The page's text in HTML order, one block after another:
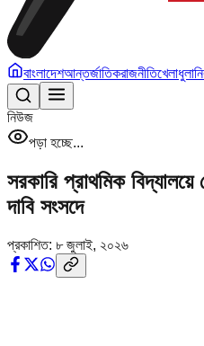
বাংলাদেশআন্তর্জাতিকরাজনীতিখেলাধুলা
নিউজ
পড়া হচ্ছে...
সরকারি প্রাথমিক
দাবি সংসদে
প্রকাশিত: ৮ জুলাই, ২০২৬